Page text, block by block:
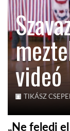
KÖZEL-KELET
AUSZTRÁLIA
A VILÁG ITTHON
videó
TIKÁSZ
„Ne feledj